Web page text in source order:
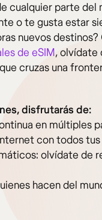
cualquier parte del
o te gusta estar
nuevos destinos?
de eSIM, olvídate
cruzas una
disfrutarás de:
en múltiples
con todos
olvídate de
hacen del